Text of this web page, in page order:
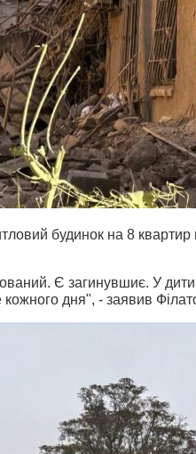
будинок на 8 квартир
Є загинувшиє. У
дня", - заявив